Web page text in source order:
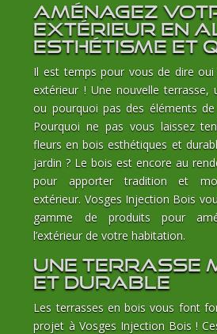
Aménagez
extérieur en
esthétisme et
Il est temps pour vous de dire
extérieur ! Une nouvelle terrasse,
ou pourquoi pas des éléments
Pourquoi ne pas vous laissez
fleurs en bois esthétiques et
jardin ? Le bois est encore au
pour apporter tradition et
extérieur. Vosges Injection Bois
gamme de produits pour
l’extérieur de votre habitation.
Une terrasse
et durable
Les terrasses en bois vous font
projet à Vosges Injection Bois !